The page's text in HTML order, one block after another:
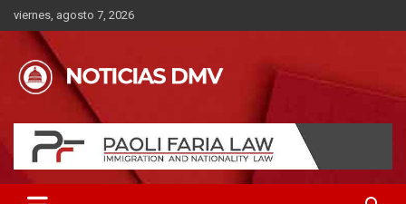
Saltar
al
contenido
viernes, agosto 7, 2026